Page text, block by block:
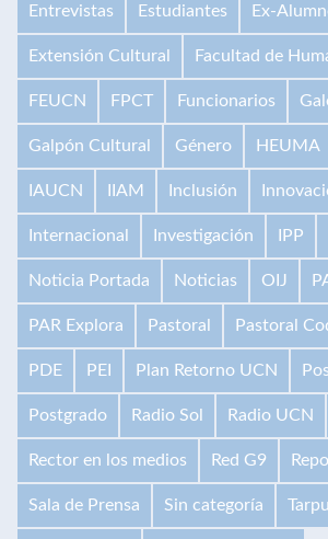
Entrevistas Estudiantes Ex-
Extensión Cultural Facultad de
FEUCN FPCT Funcionarios
Galpón Cultural Género HEUMA
IAUCN IIAM Inclusión
Internacional Investigación IPP
Noticia Portada Noticias OIJ
PAR Explora Pastoral Pastoral
PDE PEI Plan Retorno UCN
Postgrado Radio Sol Radio UCN
Rector en los medios Red G9
Sala de Prensa Sin categoría